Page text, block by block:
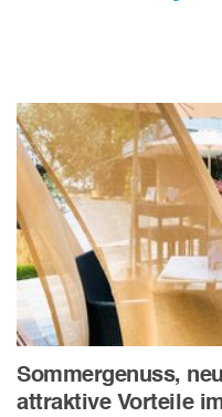
Sommergenuss,
attraktive Vorteile